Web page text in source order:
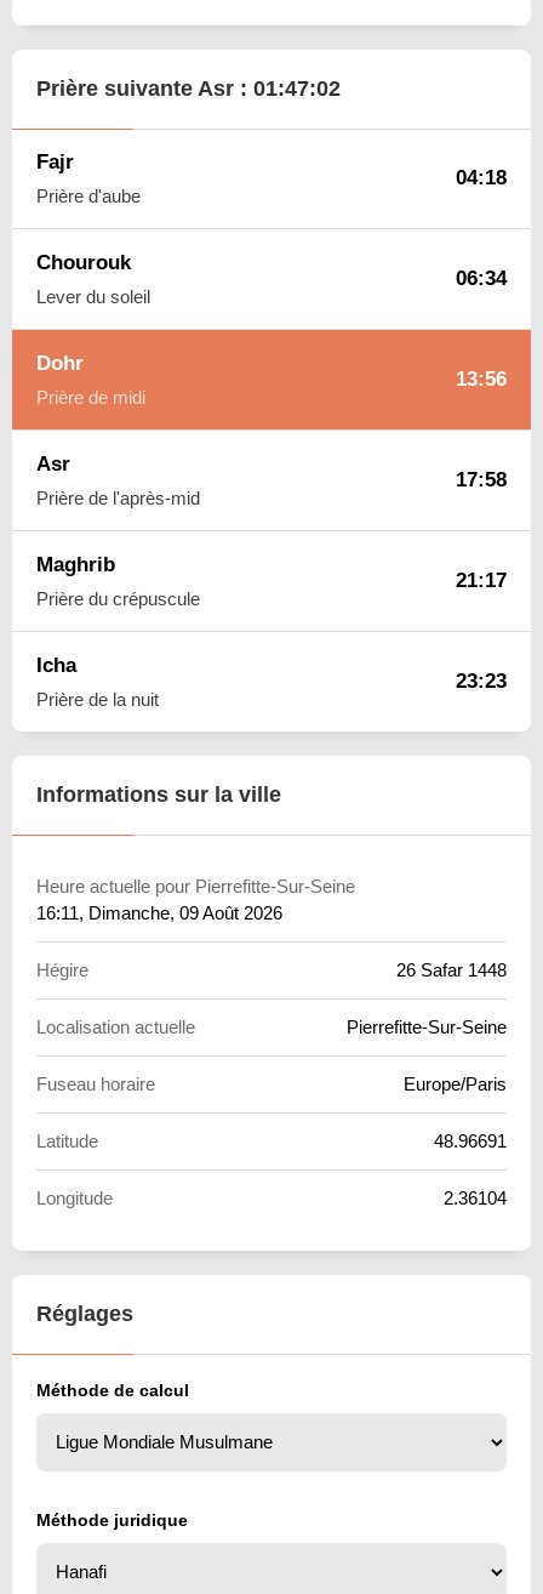
Prière suivante Asr : 01:47:01
Fajr
Prière d'aube
04:18
Chourouk
Lever du soleil
06:34
Dohr
Prière de midi
13:56
Asr
Prière de l'après-mid
17:58
Maghrib
Prière du crépuscule
21:17
Icha
Prière de la nuit
23:23
Informations sur la ville
Heure actuelle pour Pierrefitte-Sur-Seine
16:11, Dimanche, 09 Août 2026
Hégire 26 Safar 1448
Localisation actuelle Pierrefitte-Sur-Seine
Fuseau horaire Europe/Paris
Latitude 48.96691
Longitude 2.36104
Réglages
Méthode de calcul
Méthode juridique